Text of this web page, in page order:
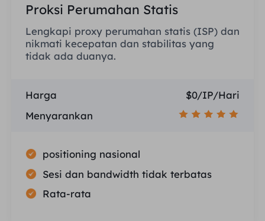
Proksi Perumahan Statis
Lengkapi proxy perumahan statis (ISP) dan
nikmati kecepatan dan stabilitas yang
tidak ada duanya.
Harga
$0/IP/Hari
Menyarankan
positioning nasional
Sesi dan bandwidth tidak terbatas
Rata-rata